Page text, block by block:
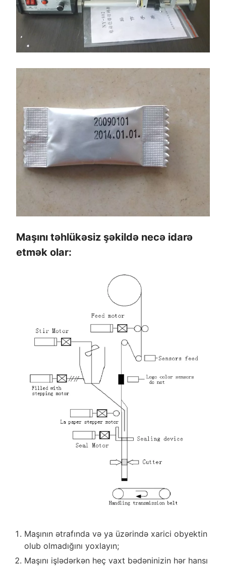
Maşını təhlükəsiz şəkildə necə idarə
etmək olar:
Maşının ətrafında və ya üzərində xarici obyektin
olub olmadığını yoxlayın;
Maşını işlədərkən heç vaxt bədəninizin hər hansı